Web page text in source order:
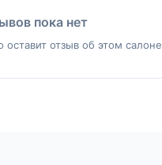
пока нет
оставит отзыв об этом салоне